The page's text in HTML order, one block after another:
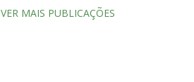
VER MAIS PUBLICAÇÕES